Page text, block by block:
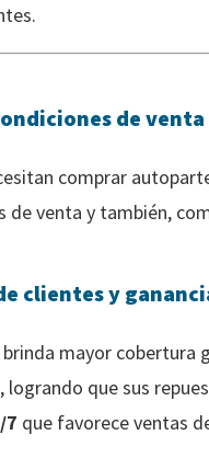
de venta
comprar
de venta y también,
clientes y
mayor cobertura
logrando que sus
7 que favorece ventas